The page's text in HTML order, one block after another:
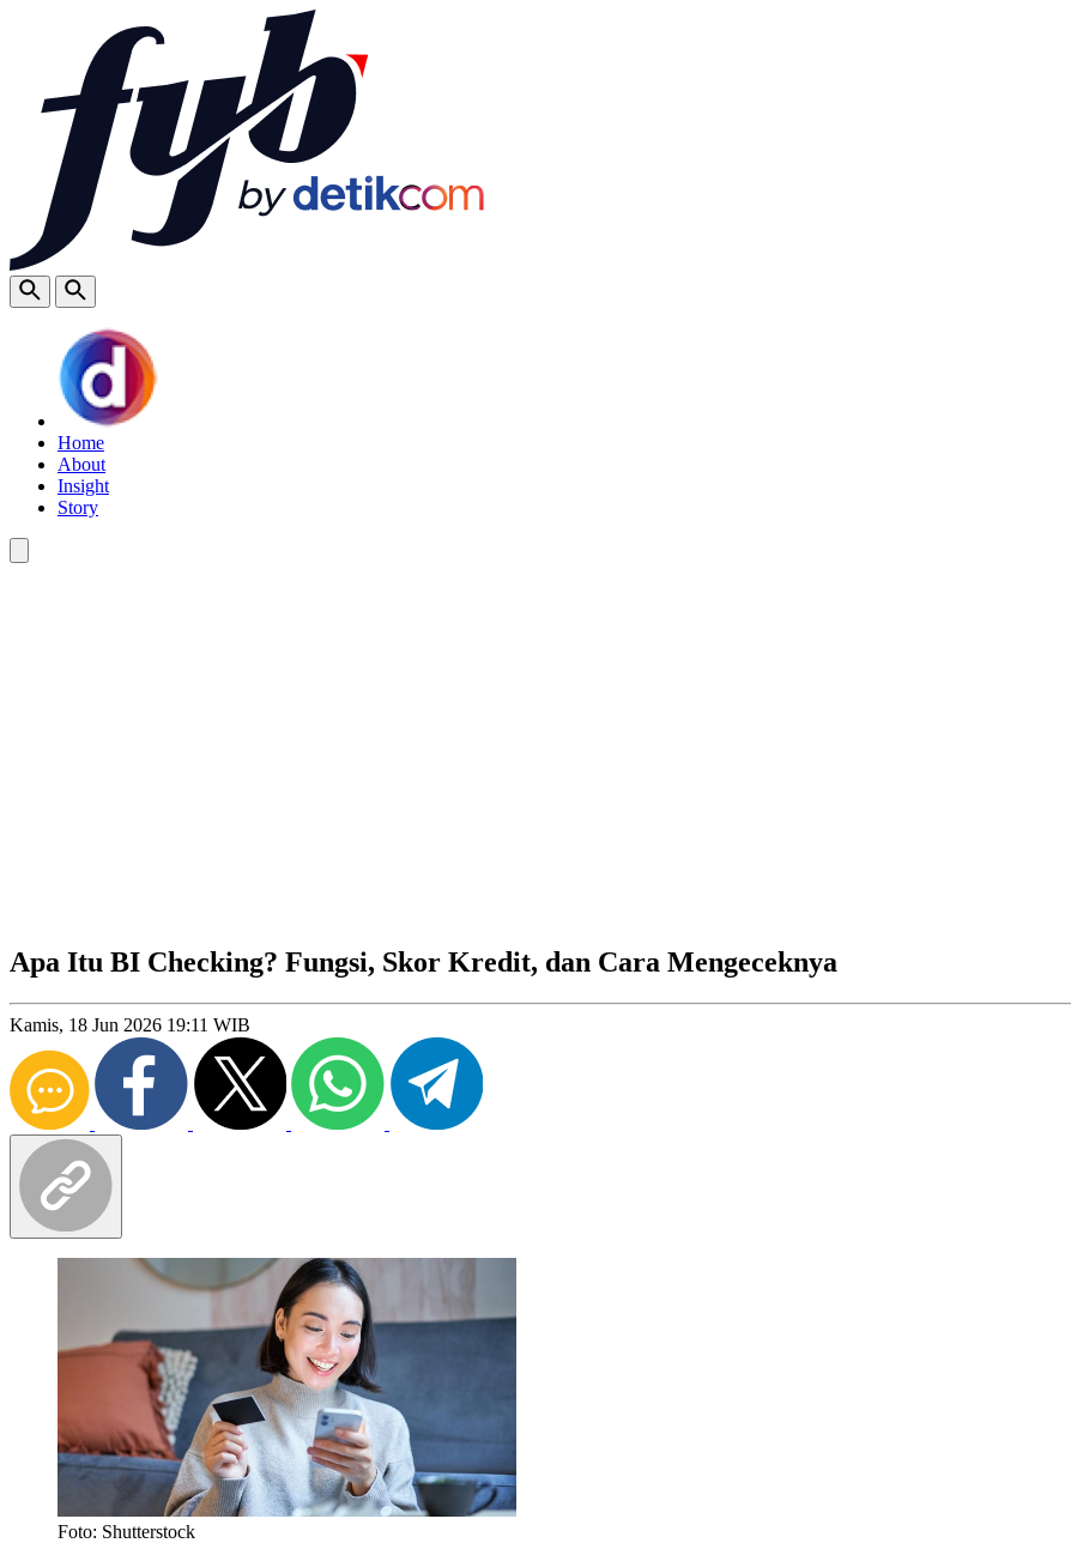
Home
About
Insight
Story
Apa Itu BI Checking? Fungsi, Skor Kredit, dan Cara Mengeceknya
Kamis, 18 Jun 2026 19:11 WIB
Foto: Shutterstock